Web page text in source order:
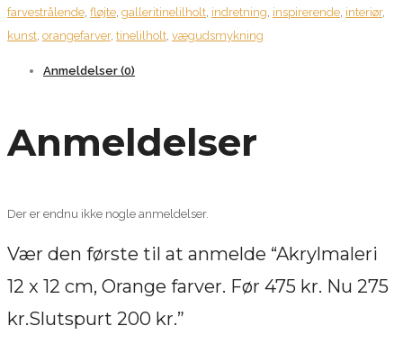
cm,
Orange
kr.
Nu
kr.
farvestrålende, fløjte, galleritinelilholt, indretning, inspirerende, interiør,
kunst, orangefarver, tinelilholt, vægudsmykning
Anmeldelser (0)
Anmeldelser
Der er endnu ikke nogle anmeldelser.
Vær den første til at anmelde “Akrylmaleri
12 x 12 cm, Orange farver. Før 475 kr. Nu 275
kr.Slutspurt 200 kr.”